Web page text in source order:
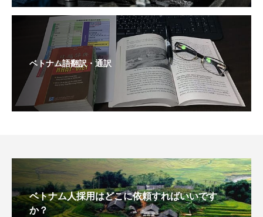
ベトナム語翻訳・通訳
ベトナム人採用はどこに依頼すればいいです
か？